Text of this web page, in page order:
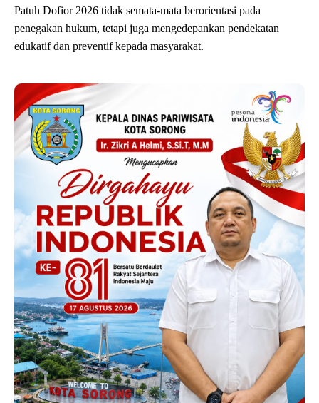
Patuh Dofior 2026 tidak semata-mata berorientasi pada
penegakan hukum, tetapi juga mengedepankan pendekatan
edukatif dan preventif kepada masyarakat.